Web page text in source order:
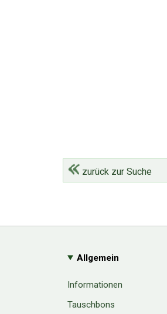
zurück zur Suche
Allgemein
Informationen
Tauschbons